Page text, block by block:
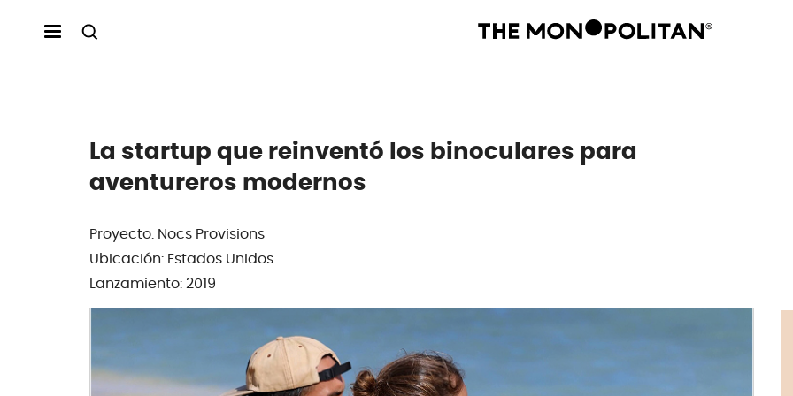
La startup que reinventó los binoculares para
aventureros modernos
Proyecto: Nocs Provisions
Ubicación: Estados Unidos
Lanzamiento: 2019